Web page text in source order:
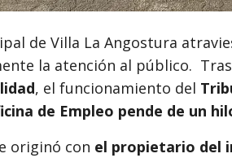
de Villa La Angostura
la atención al público.
, el funcionamiento del
de Empleo pende de un
originó con el propietario del